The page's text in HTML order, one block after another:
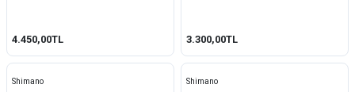
4.450,00TL 3.300,00TL
Shimano Shimano